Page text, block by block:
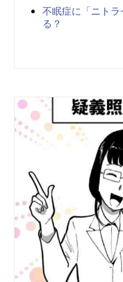
不眠症に「ニト
る？